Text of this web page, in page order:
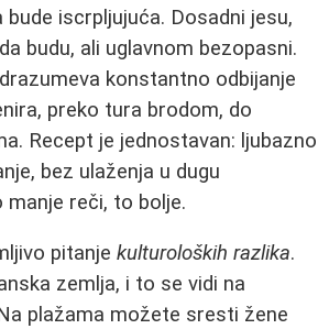
iscrpljujuća. Dosadni jesu,
budu, ali uglavnom bezopasni.
konstantno odbijanje
preko tura brodom, do
Recept je jednostavan: ljubazno
bez ulaženja u dugu
manje reči, to bolje.
pitanje kulturoloških razlika.
zemlja, i to se vidi na
plažama možete sresti žene